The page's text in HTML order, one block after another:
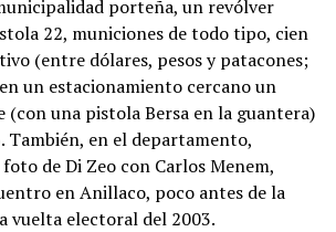
porteña, un revólver
22, municiones de todo tipo, cien
(entre dólares, pesos y patacones;
un estacionamiento cercano un
(con una pistola Bersa en la guantera)
También, en el departamento,
de Di Zeo con Carlos Menem,
en Anillaco, poco antes de la
vuelta electoral del 2003.